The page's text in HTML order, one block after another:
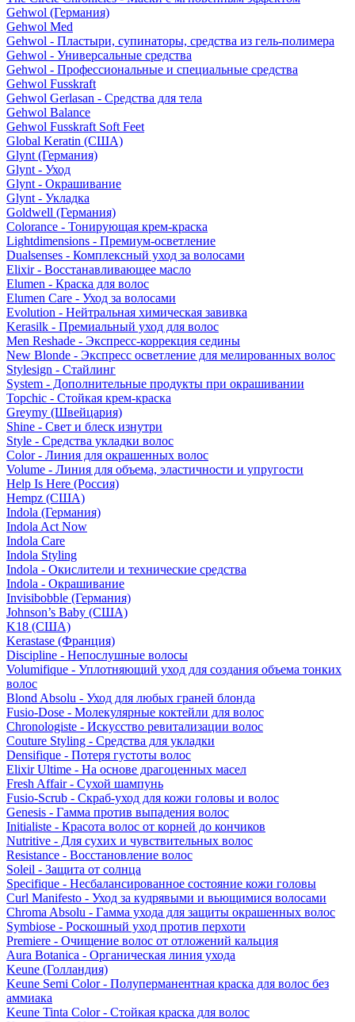
Gehwol (Германия)
Gehwol Med
Gehwol - Пластыри, супинаторы, средства из гель-полимера
Gehwol - Универсальные средства
Gehwol - Профессиональные и специальные средства
Gehwol Fusskraft
Gehwol Gerlasan - Средства для тела
Gehwol Balance
Gehwol Fusskraft Soft Feet
Global Keratin (США)
Glynt (Германия)
Glynt - Уход
Glynt - Окрашивание
Glynt - Укладка
Goldwell (Германия)
Colorance - Тонирующая крем-краска
Lightdimensions - Премиум-осветление
Dualsenses - Комплексный уход за волосами
Elixir - Восстанавливающее масло
Elumen - Краска для волос
Elumen Care - Уход за волосами
Evolution - Нейтральная химическая завивка
Kerasilk - Премиальный уход для волос
Men Reshade - Экспресс-коррекция седины
New Blonde - Экспресс осветление для мелированных волос
Stylesign - Стайлинг
System - Дополнительные продукты при окрашивании
Topchic - Стойкая крем-краска
Greymy (Швейцария)
Shine - Свет и блеск изнутри
Style - Средства укладки волос
Color - Линия для окрашенных волос
Volume - Линия для объема, эластичности и упругости
Help Is Here (Россия)
Hempz (США)
Indola (Германия)
Indola Act Now
Indola Care
Indola Styling
Indola - Окислители и технические средства
Indola - Окрашивание
Invisibobble (Германия)
Johnson’s Baby (США)
K18 (США)
Kerastase (Франция)
Discipline - Непослушные волосы
Volumifique - Уплотняющий уход для создания объема тонких
волос
Blond Absolu - Уход для любых граней блонда
Fusio-Dose - Молекулярные коктейли для волос
Chronologiste - Искусство ревитализации волос
Couture Styling - Средства для укладки
Densifique - Потеря густоты волос
Elixir Ultime - На основе драгоценных масел
Fresh Affair - Сухой шампунь
Fusio-Scrub - Скраб-уход для кожи головы и волос
Genesis - Гамма против выпадения волос
Initialiste - Красота волос от корней до кончиков
Nutritive - Для сухих и чувствительных волос
Resistance - Восстановление волос
Soleil - Защита от солнца
Specifique - Несбалансированное состояние кожи головы
Curl Manifesto - Уход за кудрявыми и вьющимися волосами
Chroma Absolu - Гамма ухода для защиты окрашенных волос
Symbiose - Роскошный уход против перхоти
Premiere - Очищение волос от отложений кальция
Aura Botanica - Органическая линия ухода
Keune (Голландия)
Keune Semi Color - Полуперманентная краска для волос без
аммиака
Keune Tinta Color - Стойкая краска для волос